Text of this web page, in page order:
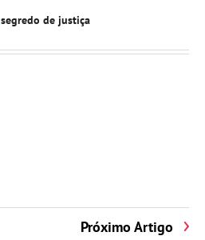
segredo de justiça
Próximo Artigo